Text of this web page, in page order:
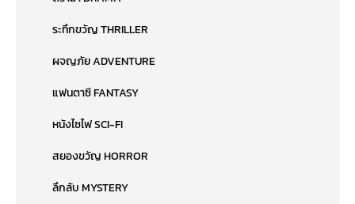
ระทึกขวัญ THRILLER
ผจญภัย ADVENTURE
แฟนตาซี FANTASY
หนังไซไฟ SCI-FI
สยองขวัญ HORROR
ลึกลับ MYSTERY